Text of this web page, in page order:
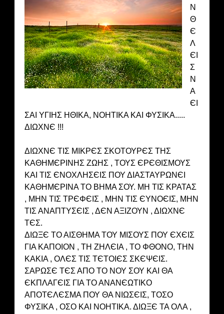
Ν
Θ
Є
Λ
ЄΙ
Σ
Ν
Α
ЄΙ
ΣΑΙ ΥΓΙΗΣ ΗΘΙΚΑ, ΝΟΗΤΙΚΑ ΚΑΙ ΦΥΣΙΚΑ.....
ΔΙΩΧΝЄ !!!
ΔΙΩΧΝЄ ΤΙΣ ΜΙΚΡЄΣ ΣΚΟΤΟΥΡЄΣ ΤΗΣ
ΚΑΘΗΜЄΡΙΝΗΣ ΖΩΗΣ , ΤΟΥΣ ЄΡЄΘΙΣΜΟΥΣ
ΚΑΙ ΤΙΣ ЄΝΟΧΛΗΣЄΙΣ ΠΟΥ ΔΙΑΣΤΑΥΡΩΝЄΙ
ΚΑΘΗΜЄΡΙΝΑ ΤΟ ΒΗΜΑ ΣΟΥ. ΜΗ ΤΙΣ ΚΡΑΤΑΣ
, ΜΗΝ ΤΙΣ ΤΡЄΦЄΙΣ , ΜΗΝ ΤΙΣ ЄΥΝΟЄΙΣ, ΜΗΝ
ΤΙΣ ΑΝΑΠΤΥΣЄΙΣ , ΔЄΝ ΑΞΙΖΟΥΝ , ΔΙΩΧΝЄ
ΤЄΣ.
ΔΙΩΞЄ ΤΟ ΑΙΣΘΗΜΑ ΤΟΥ ΜΙΣΟΥΣ ΠΟΥ ЄΧЄΙΣ
ΓΙΑ ΚΑΠΟΙΟΝ , ΤΗ ΖΗΛЄΙΑ , ΤΟ ΦΘΟΝΟ, ΤΗΝ
ΚΑΚΙΑ , ΟΛЄΣ ΤΙΣ ΤЄΤΟΙЄΣ ΣΚЄΨЄΙΣ.
ΣΑΡΩΣЄ ΤЄΣ ΑΠΟ ΤΟ ΝΟΥ ΣΟΥ ΚΑΙ ΘΑ
ЄΚΠΛΑΓЄΙΣ ΓΙΑ ΤΟ ΑΝΑΝЄΩΤΙΚΟ
ΑΠΟΤЄΛЄΣΜΑ ΠΟΥ ΘΑ ΝΙΩΣЄΙΣ, ΤΟΣΟ
ΦΥΣΙΚΑ , ΟΣΟ ΚΑΙ ΝΟΗΤΙΚΑ. ΔΙΩΞЄ ΤΑ ΟΛΑ ,